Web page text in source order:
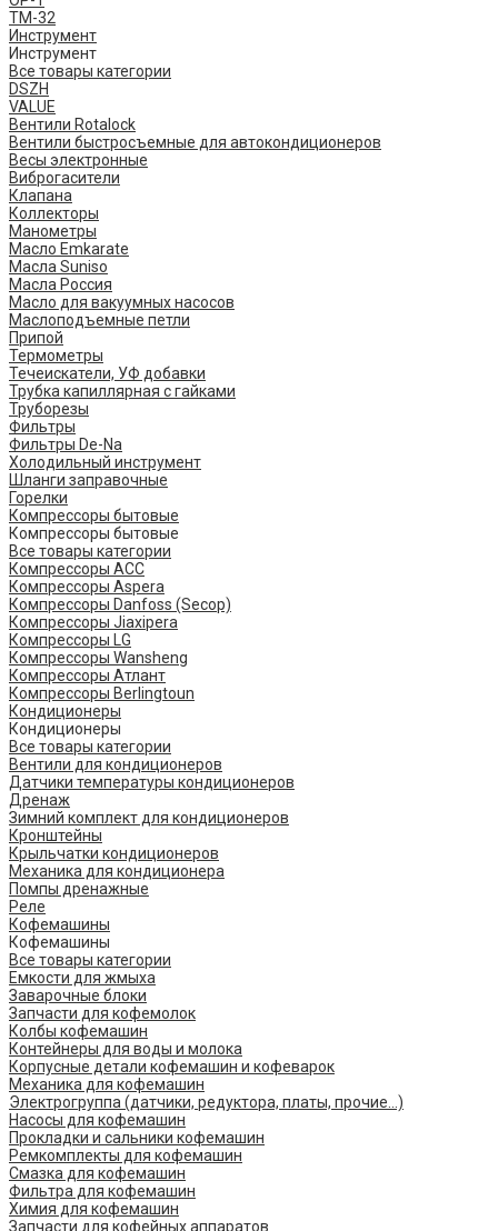
ТМ-32
Инструмент
Инструмент
Все товары категории
DSZH
VALUE
Вентили Rotalock
Вентили быстросъемные для автокондиционеров
Весы электронные
Виброгасители
Клапана
Коллекторы
Манометры
Масло Emkarate
Масла Suniso
Масла Россия
Масло для вакуумных насосов
Маслоподъемные петли
Припой
Термометры
Течеискатели, УФ добавки
Трубка капиллярная с гайками
Труборезы
Фильтры
Фильтры De-Na
Холодильный инструмент
Шланги заправочные
Горелки
Компрессоры бытовые
Компрессоры бытовые
Все товары категории
Компрессоры ACC
Компрессоры Aspera
Компрессоры Danfoss (Secop)
Компрессоры Jiaxipera
Компрессоры LG
Компрессоры Wansheng
Компрессоры Атлант
Компрессоры Berlingtoun
Кондиционеры
Кондиционеры
Все товары категории
Вентили для кондиционеров
Датчики температуры кондиционеров
Дренаж
Зимний комплект для кондиционеров
Кронштейны
Крыльчатки кондиционеров
Механика для кондиционера
Помпы дренажные
Реле
Кофемашины
Кофемашины
Все товары категории
Емкости для жмыха
Заварочные блоки
Запчасти для кофемолок
Колбы кофемашин
Контейнеры для воды и молока
Корпусные детали кофемашин и кофеварок
Механика для кофемашин
Электрогруппа (датчики, редуктора, платы, прочие...)
Насосы для кофемашин
Прокладки и сальники кофемашин
Ремкомплекты для кофемашин
Смазка для кофемашин
Фильтра для кофемашин
Химия для кофемашин
Запчасти для кофейных аппаратов